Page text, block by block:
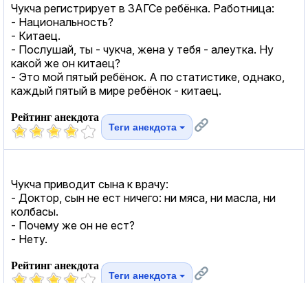
Чукча регистрирует в ЗАГСе ребёнка. Работница:
- Национальность?
- Китаец.
- Послушай, ты - чукча, жена у тебя - алеутка. Ну
какой же он китаец?
- Это мой пятый ребёнок. А по статистике, однако,
каждый пятый в мире ребёнок - китаец.
Рейтинг анекдота
Теги анекдота
Чукча приводит сына к врачу:
- Доктор, сын не ест ничего: ни мяса, ни масла, ни
колбасы.
- Почему же он не ест?
- Нету.
Рейтинг анекдота
Теги анекдота